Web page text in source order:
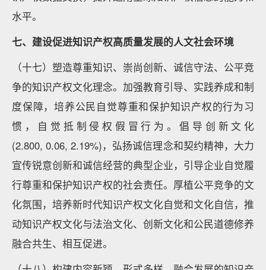
水平。
七、建设促进知识产权高质量发展的人文社会环境
（十七）塑造尊重知识、崇尚创新、诚信守法、公平竞
争的知识产权文化理念。加强教育引导、实践养成和制
度保障，培养公民自觉尊重和保护知识产权的行为习
惯，自觉抵制侵权假冒行为。倡导创新文化
(2.800, 0.06, 2.19%)，弘扬诚信理念和契约精神，大力
宣传锐意创新和诚信经营的典型企业，引导企业自觉履
行尊重和保护知识产权的社会责任。厚植公平竞争的文
化氛围，培养新时代知识产权文化自觉和文化自信，推
动知识产权文化与法治文化、创新文化和公民道德修养
融合共生、相互促进。